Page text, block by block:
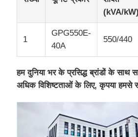
(kVA/kW)
1
GPG550E-
40A
550/440
हम दुनिया भर के प्रसिद्ध ब्रांडों के साथ
अधिक विशिष्टताओं के लिए, कृपया हमसे